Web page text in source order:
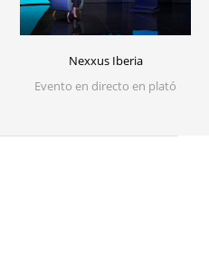
Nexxus Iberia
Evento en directo en plató